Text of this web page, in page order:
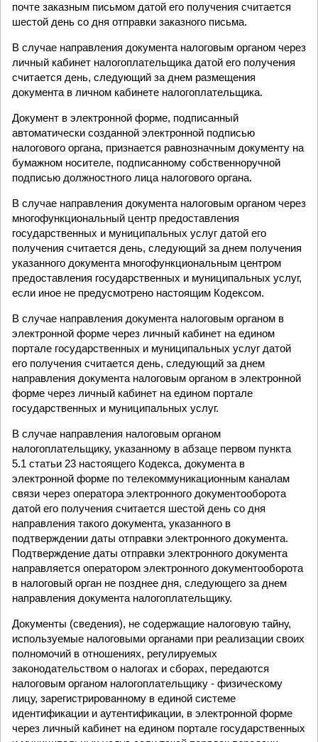
почте заказным письмом датой его получения считается
шестой день со дня отправки заказного письма.
В случае направления документа налоговым органом через
личный кабинет налогоплательщика датой его получения
считается день, следующий за днем размещения
документа в личном кабинете налогоплательщика.
Документ в электронной форме, подписанный
автоматически созданной электронной подписью
налогового органа, признается равнозначным документу на
бумажном носителе, подписанному собственноручной
подписью должностного лица налогового органа.
В случае направления документа налоговым органом через
многофункциональный центр предоставления
государственных и муниципальных услуг датой его
получения считается день, следующий за днем получения
указанного документа многофункциональным центром
предоставления государственных и муниципальных услуг,
если иное не предусмотрено настоящим Кодексом.
В случае направления документа налоговым органом в
электронной форме через личный кабинет на едином
портале государственных и муниципальных услуг датой
его получения считается день, следующий за днем
направления документа налоговым органом в электронной
форме через личный кабинет на едином портале
государственных и муниципальных услуг.
В случае направления налоговым органом
налогоплательщику, указанному в абзаце первом пункта
5.1 статьи 23 настоящего Кодекса, документа в
электронной форме по телекоммуникационным каналам
связи через оператора электронного документооборота
датой его получения считается шестой день со дня
направления такого документа, указанного в
подтверждении даты отправки электронного документа.
Подтверждение даты отправки электронного документа
направляется оператором электронного документооборота
в налоговый орган не позднее дня, следующего за днем
направления документа налогоплательщику.
Документы (сведения), не содержащие налоговую тайну,
используемые налоговыми органами при реализации своих
полномочий в отношениях, регулируемых
законодательством о налогах и сборах, передаются
налоговым органом налогоплательщику - физическому
лицу, зарегистрированному в единой системе
идентификации и аутентификации, в электронной форме
через личный кабинет на едином портале государственных